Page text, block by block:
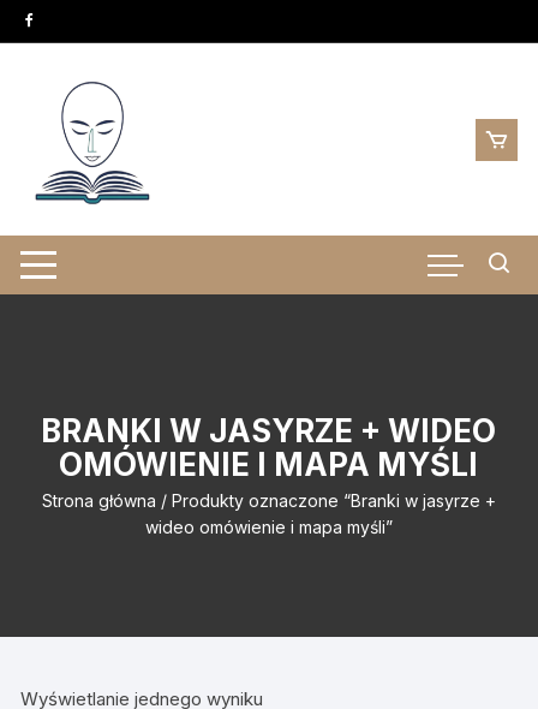
Skip
to
BRANKI W JASYRZE + WIDEO
OMÓWIENIE I MAPA MYŚLI
Strona główna / Produkty oznaczone “Branki w jasyrze +
wideo omówienie i mapa myśli”
Wyświetlanie jednego wyniku